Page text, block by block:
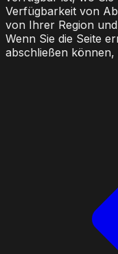
Verfügbarkeit von
von Ihrer Region
Wenn Sie die Seite
abschließen